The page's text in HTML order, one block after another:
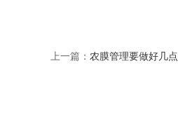
上一篇： 农膜管理要做好几点